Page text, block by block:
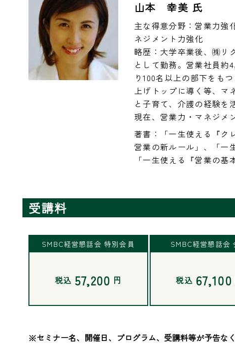
山本 幸美 氏
主な得意分野：営業力強
ネジメント力強化
略歴：大学卒業後、㈱リ
として勤務。営業社員約
り100名以上の部下をも
上げトップに導く等、
と子育て、介護の経験を
現在、営業力・マネジメ
著書：「一生使える『ク
営業の新ルール」、「一
「一生使える『営業の
受講料
SMBC経営懇話会 特別会員
税込 57,200 円
SMBC経営懇話会
税込 67,100
※セミナー名、開催日、プログラム、受講料等が予告な